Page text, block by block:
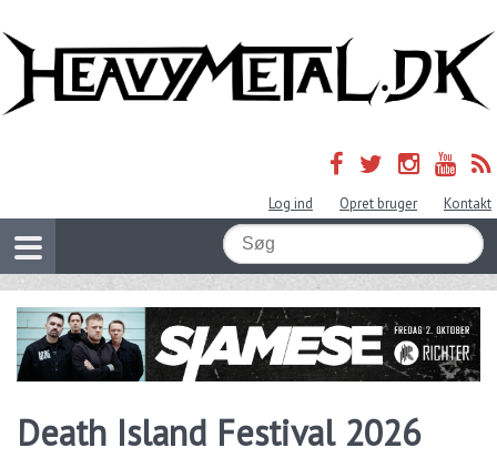
Log ind Opret bruger Kontakt
Death Island Festival 2026